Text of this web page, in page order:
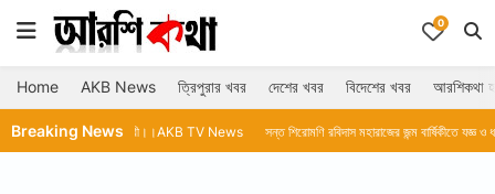
0
Home AKB News ত্রিপুরার খবর দেশের খবর বিদেশের খবর আরশিকথা
Breaking News
মুখ্যমন্ত্রী।।AKB TV News সন্ত শিরোমণি রবিদাস মহারাজের জন্ম বার্ষিকীতে যজ্ঞ ও ধর্মীয় অনুষ্ঠান।।